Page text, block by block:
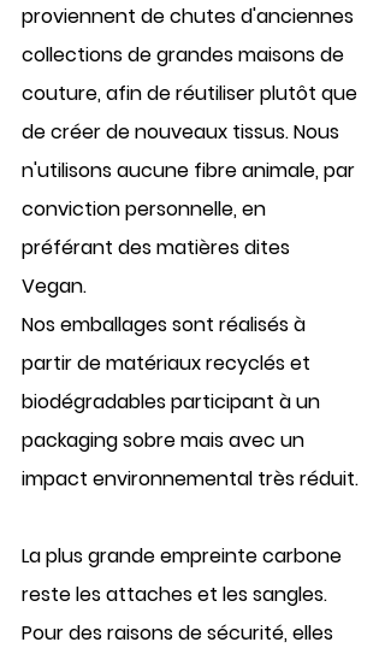
proviennent de chutes d'anciennes
collections de grandes maisons de
couture, afin de réutiliser plutôt que
de créer de nouveaux tissus. Nous
n'utilisons aucune fibre animale, par
conviction personnelle, en
préférant des matières dites
Vegan.
Nos emballages sont réalisés à
partir de matériaux recyclés et
biodégradables participant à un
packaging sobre mais avec un
impact environnemental très réduit.
La plus grande empreinte carbone
reste les attaches et les sangles.
Pour des raisons de sécurité, elles